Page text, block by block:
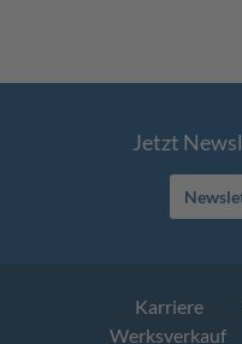
Jetzt
Karriere
Werksverkauf